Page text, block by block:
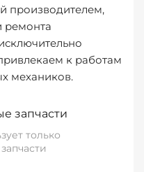
производителем,
ремонта
к работам
механиков.
запчасти
только